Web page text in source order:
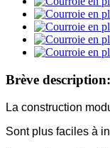
Brève description:
La construction
Sont plus faciles à